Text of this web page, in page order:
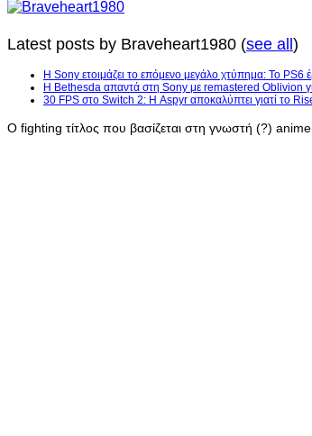
Latest posts by Braveheart1980 (see all)
Η Sony ετοιμάζει το επόμενο μεγάλο χτύπημα: Το PS6
Η Bethesda απαντά στη Sony με remastered Oblivion
30 FPS στο Switch 2: Η Aspyr αποκαλύπτει γιατί το
Ο fighting τίτλος που βασίζεται στη γνωστή (?)